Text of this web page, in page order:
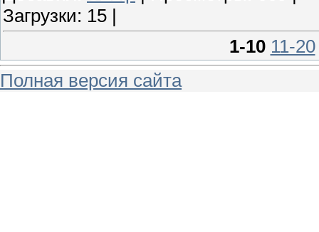
Загрузки: 15 |
1-10 11-20
Полная версия сайта